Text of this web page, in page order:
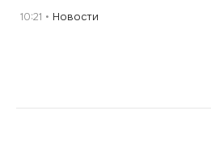
10:21 Новости